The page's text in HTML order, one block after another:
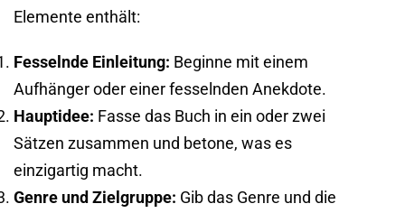
Elemente enthält:
Fesselnde Einleitung: Beginne mit einem
Aufhänger oder einer fesselnden Anekdote.
Hauptidee: Fasse das Buch in ein oder zwei
Sätzen zusammen und betone, was es
einzigartig macht.
Genre und Zielgruppe: Gib das Genre und die